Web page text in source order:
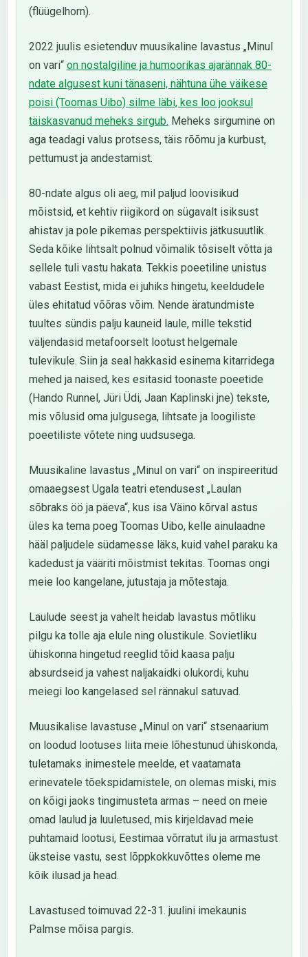
(flüügelhorn).
2022 juulis esietenduv muusikaline lavastus „Minul
on vari“ on nostalgiline ja humoorikas ajarännak 80-
ndate algusest kuni tänaseni, nähtuna ühe väikese
poisi (Toomas Uibo) silme läbi, kes loo jooksul
täiskasvanud meheks sirgub. Meheks sirgumine on
aga teadagi valus protsess, täis rõõmu ja kurbust,
pettumust ja andestamist.
80-ndate algus oli aeg, mil paljud loovisikud
mõistsid, et kehtiv riigikord on sügavalt isiksust
ahistav ja pole pikemas perspektiivis jätkusuutlik.
Seda kõike lihtsalt polnud võimalik tõsiselt võtta ja
sellele tuli vastu hakata. Tekkis poeetiline unistus
vabast Eestist, mida ei juhiks hingetu, keeldudele
üles ehitatud võõras võim. Nende äratundmiste
tuultes sündis palju kauneid laule, mille tekstid
väljendasid metafoorselt lootust helgemale
tulevikule. Siin ja seal hakkasid esinema kitarridega
mehed ja naised, kes esitasid toonaste poeetide
(Hando Runnel, Jüri Üdi, Jaan Kaplinski jne) tekste,
mis võlusid oma julgusega, lihtsate ja loogiliste
poeetiliste võtete ning uudsusega.
Muusikaline lavastus „Minul on vari“ on inspireeritud
omaaegsest Ugala teatri etendusest „Laulan
sõbraks öö ja päeva“, kus isa Väino kõrval astus
üles ka tema poeg Toomas Uibo, kelle ainulaadne
hääl paljudele südamesse läks, kuid vahel paraku ka
kadedust ja vääriti mõistmist tekitas. Toomas ongi
meie loo kangelane, jutustaja ja mõtestaja.
Laulude seest ja vahelt heidab lavastus mõtliku
pilgu ka tolle aja elule ning olustikule. Sovietliku
ühiskonna hingetud reeglid tõid kaasa palju
absurdseid ja vahest naljakaidki olukordi, kuhu
meiegi loo kangelased sel rännakul satuvad.
Muusikalise lavastuse „Minul on vari“ stsenaarium
on loodud lootuses liita meie lõhestunud ühiskonda,
tuletamaks inimestele meelde, et vaatamata
erinevatele tõekspidamistele, on olemas miski, mis
on kõigi jaoks tingimusteta armas – need on meie
omad laulud ja luuletused, mis kirjeldavad meie
puhtamaid lootusi, Eestimaa võrratut ilu ja armastust
üksteise vastu, sest lõppkokkuvõttes oleme me
kõik ilusad ja head.
Lavastused toimuvad 22-31. juulini imekaunis
Palmse mõisa pargis.